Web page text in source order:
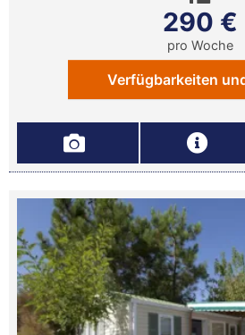
290 €
pro Woche
Verfügbarkeiten